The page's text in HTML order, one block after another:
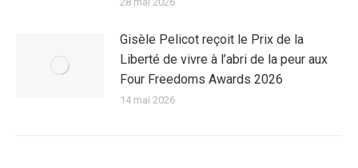
Gisèle Pelicot reçoit le Prix de la
Liberté de vivre à l’abri de la peur aux
Four Freedoms Awards 2026
14 mai 2026